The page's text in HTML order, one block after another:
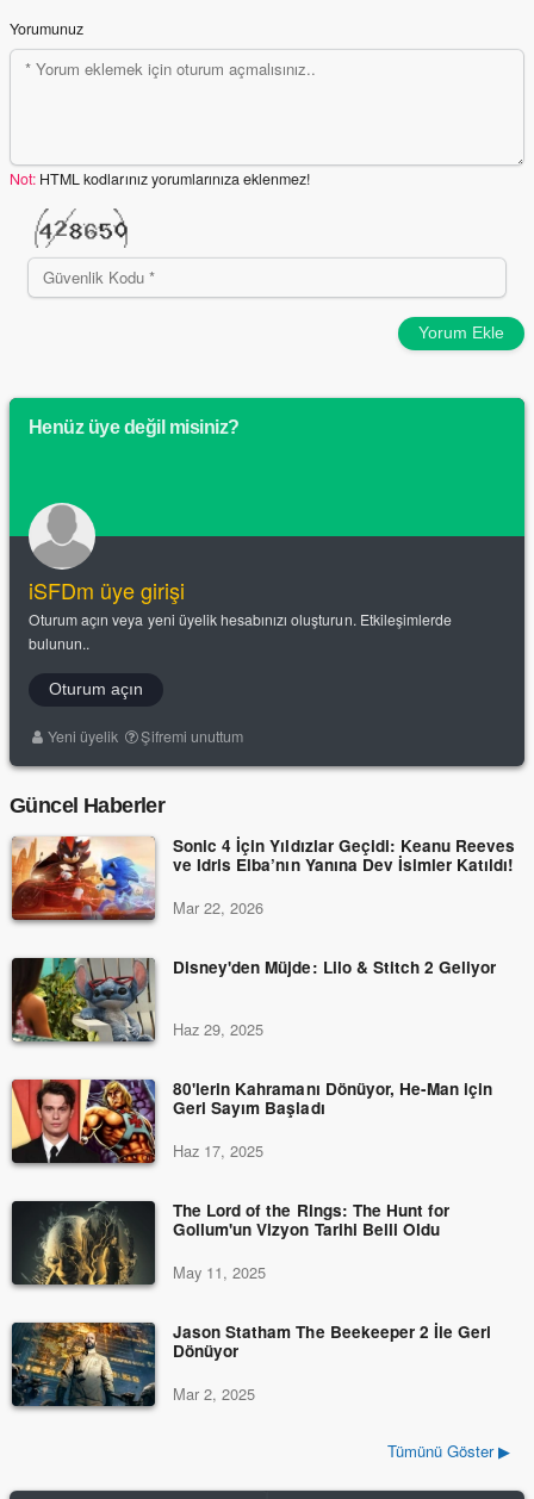
Yorumunuz
Not: HTML kodlarınız yorumlarınıza eklenmez!
Yorum Ekle
Henüz üye değil misiniz?
iSFDm üye girişi
Oturum açın veya yeni üyelik hesabınızı oluşturun. Etkileşimlerde
bulunun..
Oturum açın
Yeni üyelik Şifremi unuttum
Güncel Haberler
Sonic 4 İçin Yıldızlar Geçidi: Keanu Reeves
ve Idris Elba’nın Yanına Dev İsimler Katıldı!
Mar 22, 2026
Disney'den Müjde: Lilo & Stitch 2 Geliyor
Haz 29, 2025
80'lerin Kahramanı Dönüyor, He-Man için
Geri Sayım Başladı
Haz 17, 2025
The Lord of the Rings: The Hunt for
Gollum'un Vizyon Tarihi Belli Oldu
May 11, 2025
Jason Statham The Beekeeper 2 İle Geri
Dönüyor
Mar 2, 2025
Tümünü Göster ▶